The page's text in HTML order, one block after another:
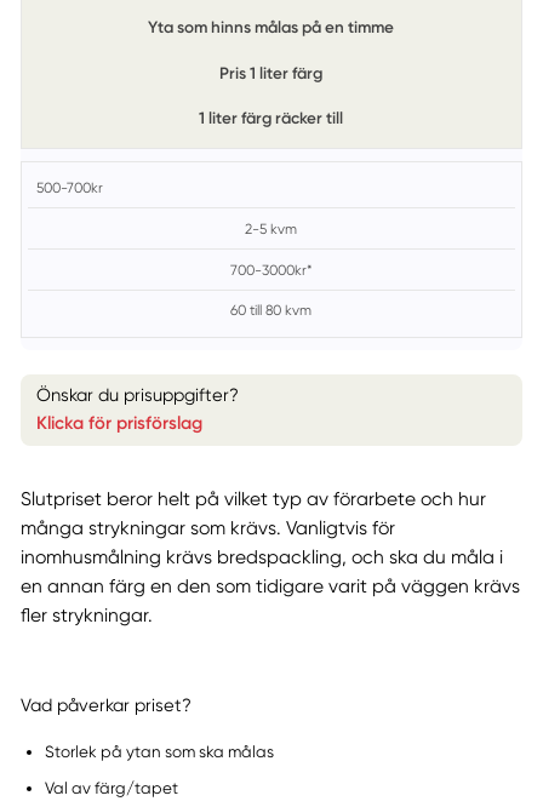
Yta som hinns målas på en timme
Pris 1 liter färg
1 liter färg räcker till
500-700kr
2-5 kvm
700-3000kr*
60 till 80 kvm
Önskar du prisuppgifter?
Klicka för prisförslag
Slutpriset beror helt på vilket typ av förarbete och hur
många strykningar som krävs. Vanligtvis för
inomhusmålning krävs bredspackling, och ska du måla i
en annan färg en den som tidigare varit på väggen krävs
fler strykningar.
Vad påverkar priset?
Storlek på ytan som ska målas
Val av färg/tapet